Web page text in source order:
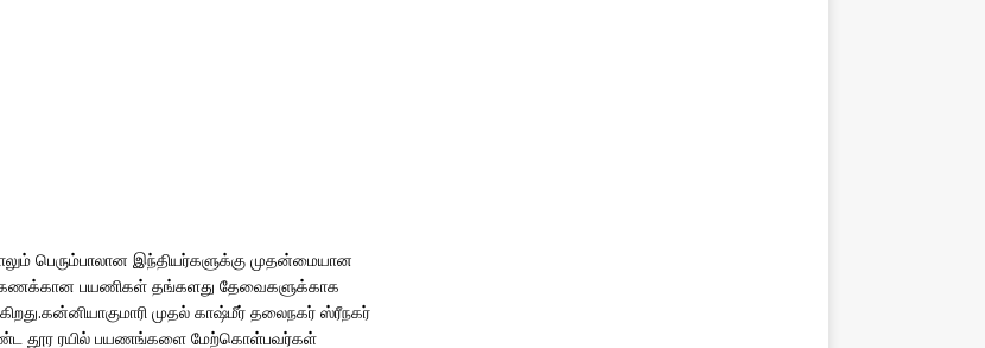
பெரும்பாலான இந்தியர்களுக்கு முதன்மையான
பயணிகள் தங்களது தேவைகளுக்காக
முதல் காஷ்மீர் தலைநகர் ஸ்ரீநகர்
தூர ரயில் பயணங்களை மேற்கொள்பவர்கள்